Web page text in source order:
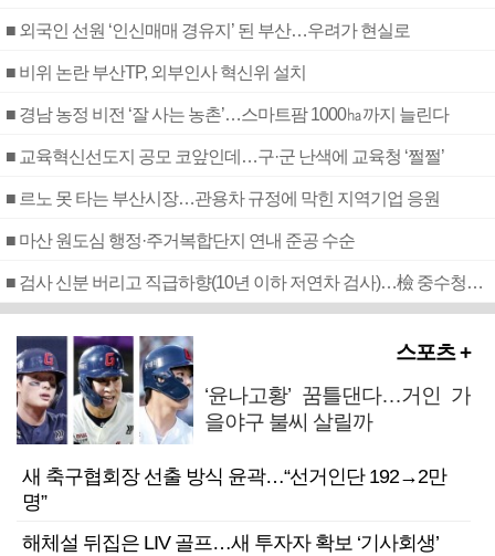
■ 외국인 선원 ‘인신매매 경유지’ 된 부산…우려가 현실로
■ 비위 논란 부산TP, 외부인사 혁신위 설치
■ 경남 농정 비전 ‘잘 사는 농촌’…스마트팜 1000㏊까지 늘린다
■ 교육혁신선도지 공모 코앞인데…구·군 난색에 교육청 ‘쩔쩔’
■ 르노 못 타는 부산시장…관용차 규정에 막힌 지역기업 응원
■ 마산 원도심 행정·주거복합단지 연내 준공 수순
■ 검사 신분 버리고 직급하향(10년 이하 저연차 검사)…檢 중수청행 기피
스포츠 +
‘윤나고황’ 꿈틀댄다…거인 가
을야구 불씨 살릴까
새 축구협회장 선출 방식 윤곽…“선거인단 192→2만
명”
해체설 뒤집은 LIV 골프…새 투자자 확보 ‘기사회생’